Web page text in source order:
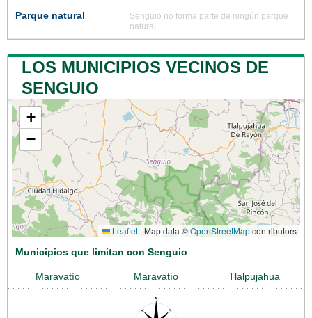
Parque natural
Senguio no forma parte de ningún parque
natural
LOS MUNICIPIOS VECINOS DE
SENGUIO
+
−
Leaflet | Map data ©OpenStreetMapcontributors
Municipios que limitan con Senguio
Maravatío Maravatío Tlalpujahua